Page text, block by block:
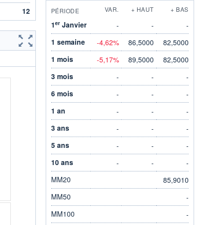
12 PÉRIODE VAR. + HAUT + BAS
1erJanvier - -
-
1 semaine
-4,62% 86,5000
82,5000
1 mois
-5,17% 89,5000
82,5000
3 mois
- -
-
6 mois
- -
-
1 an
- -
-
3 ans
- -
-
5 ans
- -
-
10 ans
- -
-
MM20
85,9010
MM50
-
MM100
-